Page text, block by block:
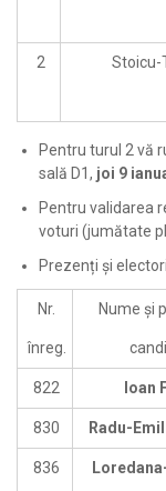
2 Stoicu-
Pentru turul 2 vă
sală D1, joi 9
Pentru validarea
voturi (jumătate
Prezenți și
Nr.
înreg.
Nume și
822 Ioan
830 Radu-
836